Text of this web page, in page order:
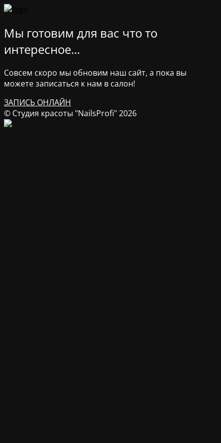
Мы готовим для вас что то
интересное...
Совсем скоро мы обновим наш сайт, а пока вы
можете записаться к нам в салон!
ЗАПИСЬ ОНЛАЙН
© Студия красоты "NailsProfi" 2026